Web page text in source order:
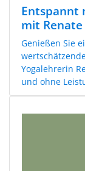
Entspannt
mit
Genießen Sie
Yogalehrerin
und ohne